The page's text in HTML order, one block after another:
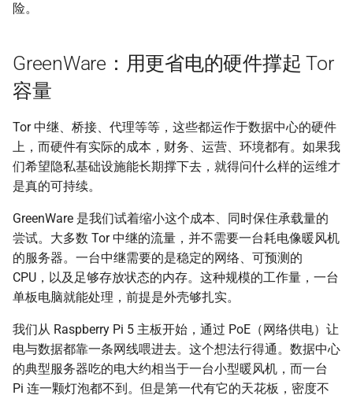
险。
GreenWare：用更省电的硬件撑起 Tor
容量
Tor 中继、桥接、代理等等，这些都运作于数据中心的硬件
上，而硬件有实际的成本，财务、运营、环境都有。如果我
们希望隐私基础设施能长期撑下去，就得问什么样的运维才
是真的可持续。
GreenWare 是我们试着缩小这个成本、同时保住承载量的
尝试。大多数 Tor 中继的流量，并不需要一台耗电像暖风机
的服务器。一台中继需要的是稳定的网络、可预测的
CPU，以及足够存放状态的内存。这种规模的工作量，一台
单板电脑就能处理，前提是外壳够扎实。
我们从 Raspberry Pi 5 主板开始，通过 PoE（网络供电）让
电与数据都靠一条网线喂进去。这个想法行得通。数据中心
的典型服务器吃的电大约相当于一台小型暖风机，而一台
Pi 连一颗灯泡都不到。但是第一代有它的天花板，密度不